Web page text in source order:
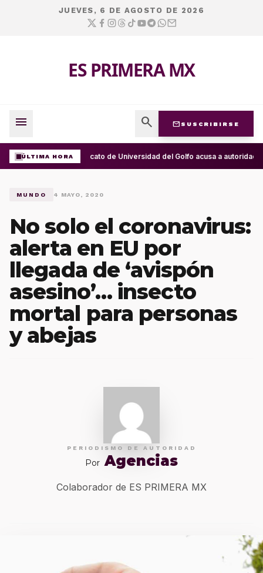
JUEVES, 6 DE AGOSTO DE 2026
ES PRIMERA MX
menu search mail SUSCRIBIRSE
ÚLTIMA HORASindicato de Universidad del Golfo acusa a
MUNDO 4 MAYO, 2020
No solo el coronavirus:
alerta en EU por
llegada de ‘avispón
asesino’… insecto
mortal para personas
y abejas
PERIODISMO DE AUTORIDAD
Por Agencias
Colaborador de ES PRIMERA MX